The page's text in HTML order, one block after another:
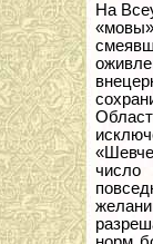
На
число